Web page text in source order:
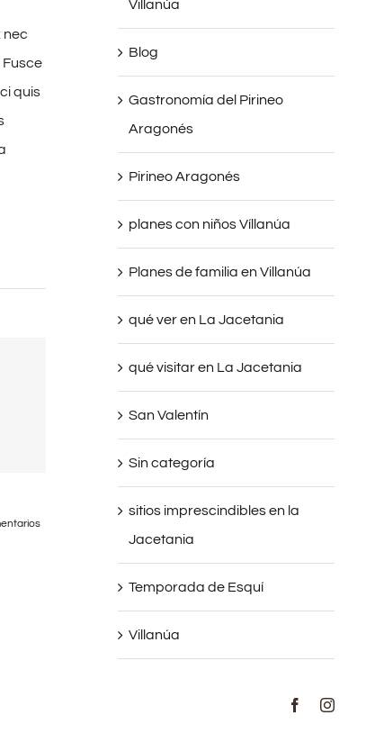
nec
Fusce
quis
Duis malesi vivera rius
Villanúa
Blog
Gastronomía del Pirineo
Aragonés
Pirineo Aragonés
planes con niños Víllanúa
Planes de familia en Villanúa
qué ver en La Jacetania
qué visitar en La Jacetania
San Valentín
Sin categoría
sitios imprescindibles en la
Jacetania
Temporada de Esquí
Villanúa
Facebook